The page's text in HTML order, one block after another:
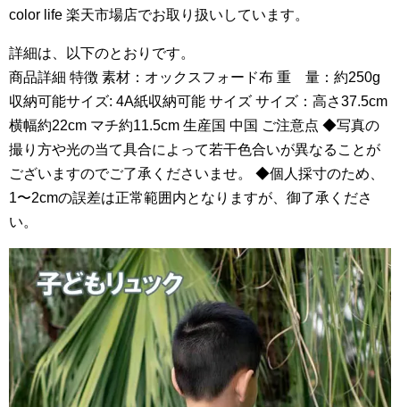
color life 楽天市場店でお取り扱いしています。
詳細は、以下のとおりです。
商品詳細 特徴 素材：オックスフォード布 重 量：約250g
収納可能サイズ: 4A紙収納可能 サイズ サイズ：高さ37.5cm
横幅約22cm マチ約11.5cm 生産国 中国 ご注意点 ◆写真の
撮り方や光の当て具合によって若干色合いが異なることが
ございますのでご了承くださいませ。 ◆個人採寸のため、
1〜2cmの誤差は正常範囲内となりますが、御了承くださ
い。